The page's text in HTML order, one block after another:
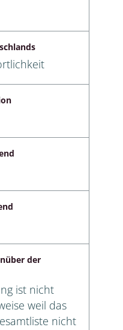
der
ist nicht
weil das
nicht